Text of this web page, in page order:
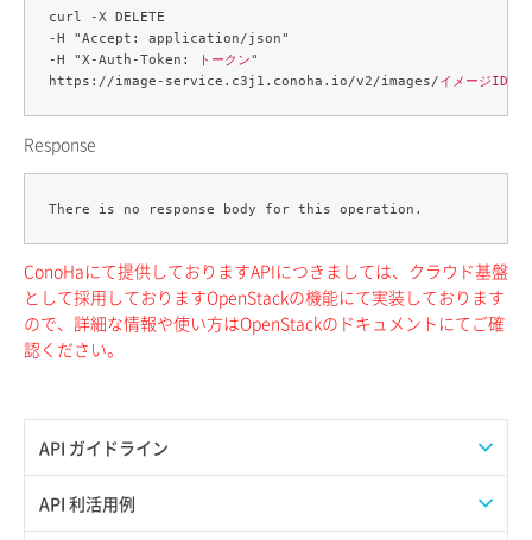
API ガイドライン
APIのご利用について
API 利活用例
curl -X DELETE
-H "Accept: application/json"
-H "X-Auth-Token:
トークン"
https://image-service.c3j1.conoha.io/v2/images/イメージID
Response
ConoHaにて提供しておりますAPIにつきましては、クラウド基盤
として採用しておりますOpenStackの機能にて実装しております
ので、詳細な情報や使い方はOpenStackのドキュメントにてご確
認ください。